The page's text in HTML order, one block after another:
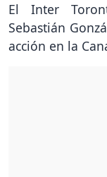
El Inter
Sebastián
acción en la